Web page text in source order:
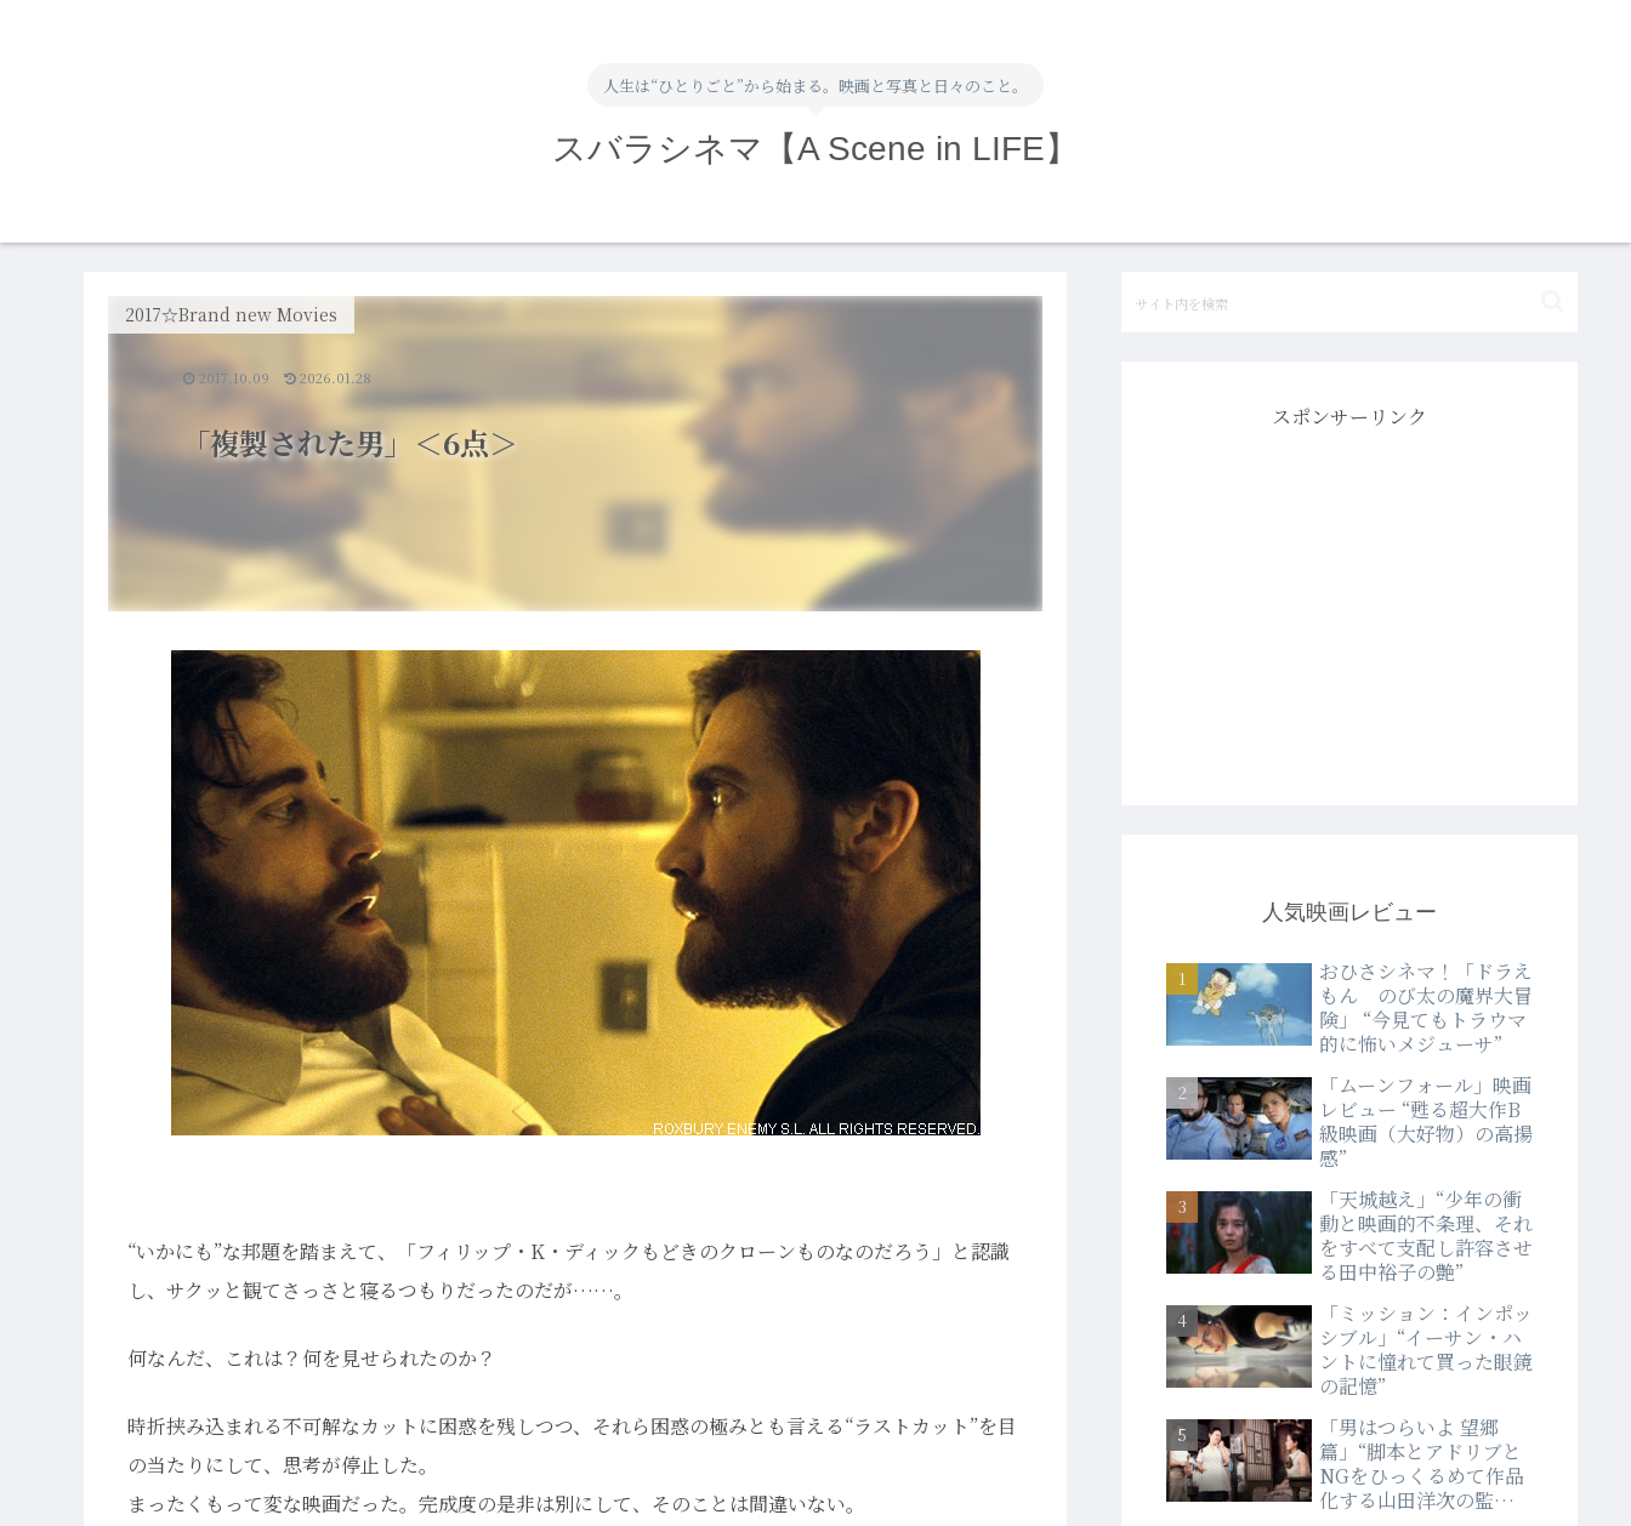
人生は“ひとりごと”から始まる。映画と写真と日々のこと。
スバラシネマ【A Scene in LIFE】
「複製された男」＜6点＞
2017☆Brand new Movies
2017.10.09 2026.01.28
“いかにも”な邦題を踏まえて、「フィリップ・K・ディックもどきのクローンものなのだろう」と認識
し、サクッと観てさっさと寝るつもりだったのだが……。
何なんだ、これは？何を見せられたのか？
時折挟み込まれる不可解なカットに困惑を残しつつ、それら困惑の極みとも言える“ラストカット”を目
の当たりにして、思考が停止した。
まったくもって変な映画だった。完成度の是非は別にして、そのことは間違いない。
スポンサーリンク
人気映画レビュー
おひさシネマ！「ドラえ
もん のび太の魔界大冒
険」 “今見てもトラウマ
的に怖いメジューサ”
「ムーンフォール」映画
レビュー “甦る超大作B
級映画（大好物）の高揚
感”
「天城越え」“少年の衝
動と映画的不条理、それ
をすべて支配し許容させ
る田中裕子の艶”
「ミッション：インポッ
シブル」“イーサン・ハ
ントに憧れて買った眼鏡
の記憶”
「男はつらいよ 望郷
篇」“脚本とアドリブと
NGをひっくるめて作品
化する山田洋次の監督